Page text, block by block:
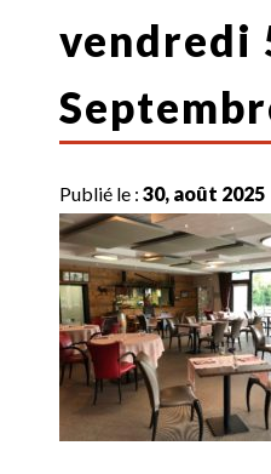
vendredi
Publié le :30, août 2025